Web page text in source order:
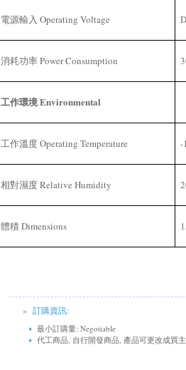
電源輸入 Operating Voltage
消耗功率Power Consumption
工作環境Environmental
工作溫度Operating Temperature -
相對濕度Relative Humidity
體積Dimensions
» 訂購資訊:
最小訂購量: Negotiable
代工商品, 自行開發商品, 產品可更改成買